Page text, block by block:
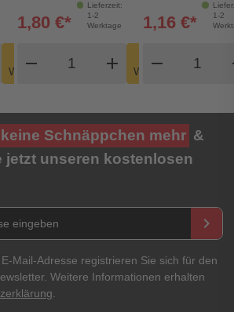
Warenkorb
shopping_cart
Lieferzeit:
1-2
Werktage
1,80 €*
remove add
Warenkorb
shopping_cart
1-2
1,16 €*
remove
Schnäppchen mehr &
jetzt unseren kostenlosen
keyboard_arrow_right
Mail-Adresse registrieren Sie sich für den
Weitere Informationen erhalten